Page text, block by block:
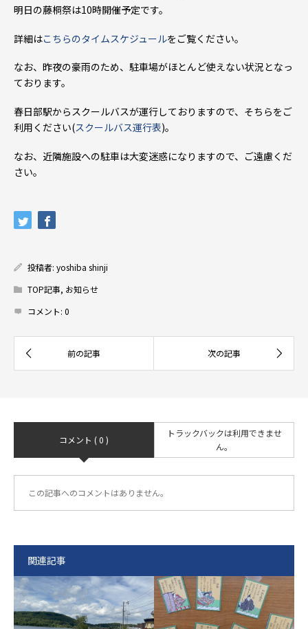
明日の藤桐祭は10時開催予定です。
詳細はこちらのタイムスケジュールをご覧ください。
なお、昨夜の豪雨のため、駐車場がほとんど使えない状況となっ
ております。
春日部駅からスクールバスが運行しておりますので、そちらをご
利用ください(スクールバス運行表)。
なお、近隣施設への駐車は大変迷惑になりますので、ご遠慮くだ
さい。
投稿者: yoshiba shinji
TOP記事, お知らせ
コメント: 0
コメント ( 0 )
トラックバックは利用できませ
ん。
この記事へのコメントはありません。
関連記事